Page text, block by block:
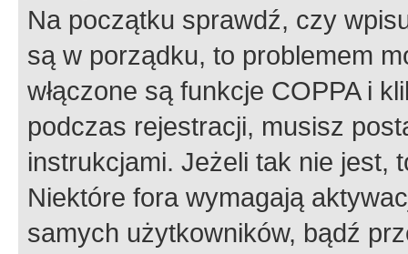
Na początku sprawdź, czy
są w porządku, to problemem
włączone są funkcje COPPA i
podczas rejestracji, musisz
instrukcjami. Jeżeli tak nie jest,
Niektóre fora wymagają
samych użytkowników, bądź